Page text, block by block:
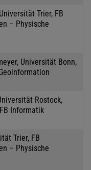
Trier, FB
– Physische
Universität Bonn,
Rostock,
Informatik
Trier, FB
– Physische